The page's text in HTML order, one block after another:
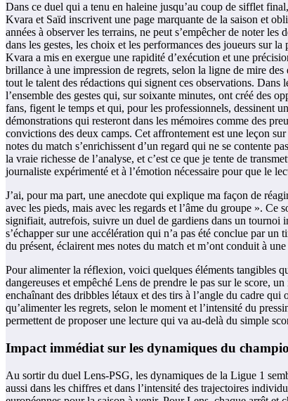
Dans ce duel qui a tenu en haleine jusqu’au coup de sifflet
Kvara et Saïd inscrivent une page marquante de la saison et
années à observer les terrains, ne peut s’empêcher de noter
dans les gestes, les choix et les performances des joueurs sur
Kvara a mis en exergue une rapidité d’exécution et une
brillance à une impression de regrets, selon la ligne de mire
tout le talent des rédactions qui signent ces observations. Dans
l’ensemble des gestes qui, sur soixante minutes, ont créé des
fans, figent le temps et qui, pour les professionnels, dessinent
démonstrations qui resteront dans les mémoires comme des
convictions des deux camps. Cet affrontement est une leçon
notes du match s’enrichissent d’un regard qui ne se contente
la vraie richesse de l’analyse, et c’est ce que je tente de
journaliste expérimenté et à l’émotion nécessaire pour que le
J’ai, pour ma part, une anecdote qui explique ma façon de
avec les pieds, mais avec les regards et l’âme du groupe ».
signifiait, autrefois, suivre un duel de gardiens dans un tournoi
s’échapper sur une accélération qui n’a pas été conclue par
du présent, éclairent mes notes du match et m’ont conduit à
Pour alimenter la réflexion, voici quelques éléments tangibles
dangereuses et empêché Lens de prendre le pas sur le score,
enchaînant des dribbles létaux et des tirs à l’angle du cadre
qu’alimenter les regrets, selon le moment et l’intensité du
permettent de proposer une lecture qui va au-delà du simple
Impact immédiat sur les dynamiques du
Au sortir du duel Lens-PSG, les dynamiques de la Ligue 1
aussi dans les chiffres et dans l’intensité des trajectoires